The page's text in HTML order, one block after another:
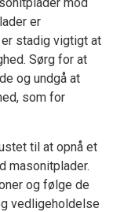
er
stadig vigtigt at
Sørg for at
og undgå at
som for
til at opnå et
masonitplader.
og følge de
vedligeholdelse